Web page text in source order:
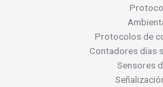
Protocolos de
Contadores días
Sensores